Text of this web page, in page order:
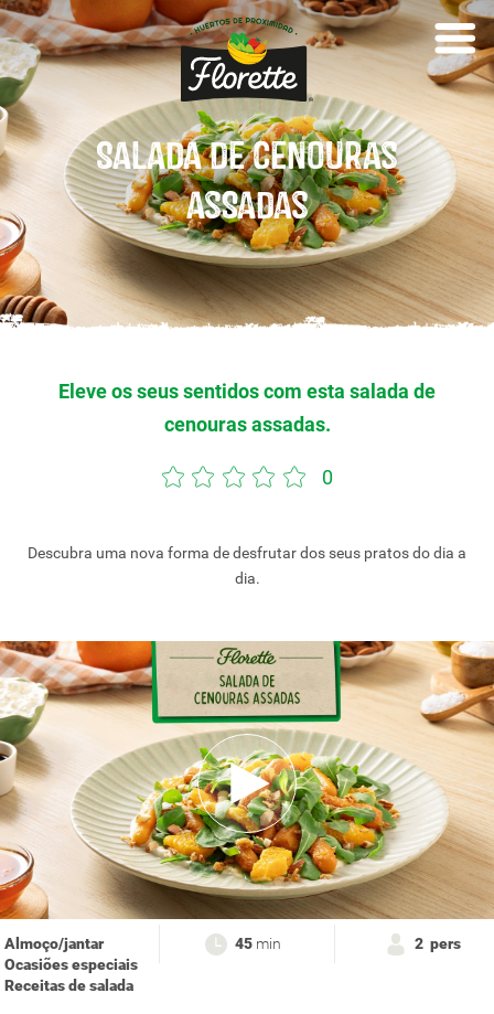
Salada de cenouras
assadas
Eleve os seus sentidos com esta salada de
cenouras assadas.
0
Descubra uma nova forma de desfrutar dos seus pratos do dia a
dia.
Almoço/jantar
Ocasiões especiais
Receitas de salada
45 min 2 pers